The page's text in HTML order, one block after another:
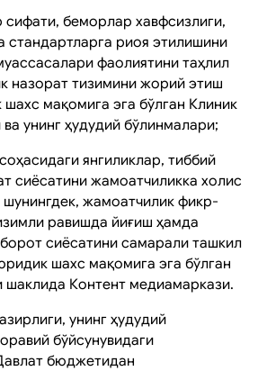
сифати, беморлар хавфсизлиги,
стандартларга риоя этилишини
фаолиятини таҳлил
назорат тизимини жорий этиш
мақомига эга бўлган Клиник
унинг ҳудудий бўлинмалари;
янгиликлар, тиббий
сиёсатини жамоатчиликка холис
шунингдек, жамоатчилик фикр-
равишда йиғиш ҳамда
сиёсатини самарали ташкил
шахс мақомига эга бўлган
шаклида Контент медиамаркази.
унинг ҳудудий
бўйсунувидаги
бюджетидан